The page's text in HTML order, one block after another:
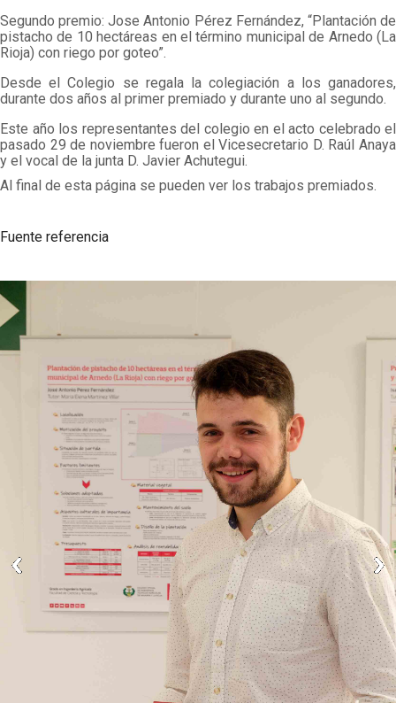
Segundo premio: Jose Antonio Pérez Fernández, “Plantación de
pistacho de 10 hectáreas en el término municipal de Arnedo (La
Rioja) con riego por goteo”.
Desde el Colegio se regala la colegiación a los ganadores,
durante dos años al primer premiado y durante uno al segundo.
Este año los representantes del colegio en el acto celebrado el
pasado 29 de noviembre fueron el Vicesecretario D. Raúl Anaya
y el vocal de la junta D. Javier Achutegui.
Al final de esta página se pueden ver los trabajos premiados.
Fuente referencia